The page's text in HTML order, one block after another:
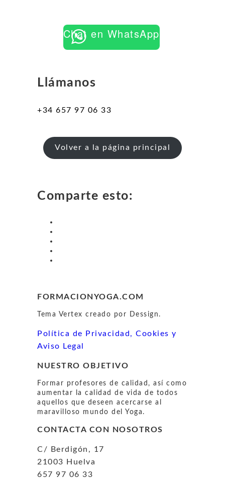
Chat en WhatsApp
Llámanos
+34 657 97 06 33
Volver a la página principal
Comparte esto:
FORMACIONYOGA.COM
Tema Vertex creado por Dessign.
Política de Privacidad, Cookies y
Aviso Legal
NUESTRO OBJETIVO
Formar profesores de calidad, así como
aumentar la calidad de vida de todos
aquellos que deseen acercarse al
maravilloso mundo del Yoga.
CONTACTA CON NOSOTROS
C/ Berdigón, 17
21003 Huelva
657 97 06 33